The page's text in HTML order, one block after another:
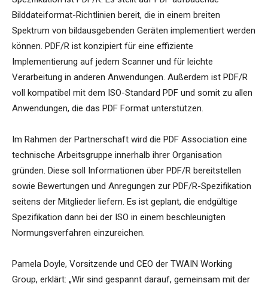
Bilddateiformat-Richtlinien bereit, die in einem breiten
Spektrum von bildausgebenden Geräten implementiert werden
können. PDF/R ist konzipiert für eine effiziente
Implementierung auf jedem Scanner und für leichte
Verarbeitung in anderen Anwendungen. Außerdem ist PDF/R
voll kompatibel mit dem ISO-Standard PDF und somit zu allen
Anwendungen, die das PDF Format unterstützen.
Im Rahmen der Partnerschaft wird die PDF Association eine
technische Arbeitsgruppe innerhalb ihrer Organisation
gründen. Diese soll Informationen über PDF/R bereitstellen
sowie Bewertungen und Anregungen zur PDF/R-Spezifikation
seitens der Mitglieder liefern. Es ist geplant, die endgültige
Spezifikation dann bei der ISO in einem beschleunigten
Normungsverfahren einzureichen.
Pamela Doyle, Vorsitzende und CEO der TWAIN Working
Group, erklärt: „Wir sind gespannt darauf, gemeinsam mit der